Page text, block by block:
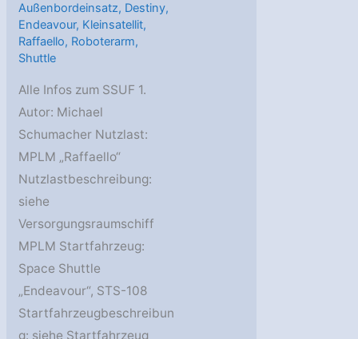
Außenbordeinsatz, Destiny,
Endeavour, Kleinsatellit,
Raffaello, Roboterarm,
Shuttle
Alle Infos zum SSUF 1.
Autor: Michael
Schumacher Nutzlast:
MPLM „Raffaello“
Nutzlastbeschreibung:
siehe
Versorgungsraumschiff
MPLM Startfahrzeug:
Space Shuttle
„Endeavour“, STS-108
Startfahrzeugbeschreibun
g: siehe Startfahrzeug